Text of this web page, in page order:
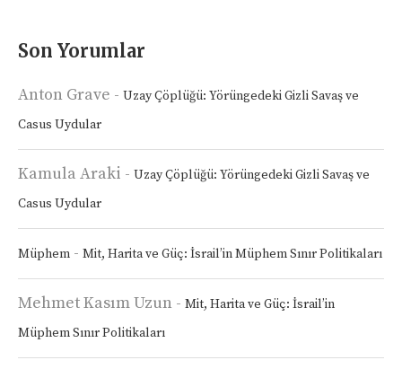
Son Yorumlar
Anton Grave - Uzay Çöplüğü: Yörüngedeki Gizli Savaş ve
Casus Uydular
Kamula Araki - Uzay Çöplüğü: Yörüngedeki Gizli Savaş ve
Casus Uydular
Müphem - Mit, Harita ve Güç: İsrail’in Müphem Sınır Politikaları
Mehmet Kasım Uzun - Mit, Harita ve Güç: İsrail’in
Müphem Sınır Politikaları